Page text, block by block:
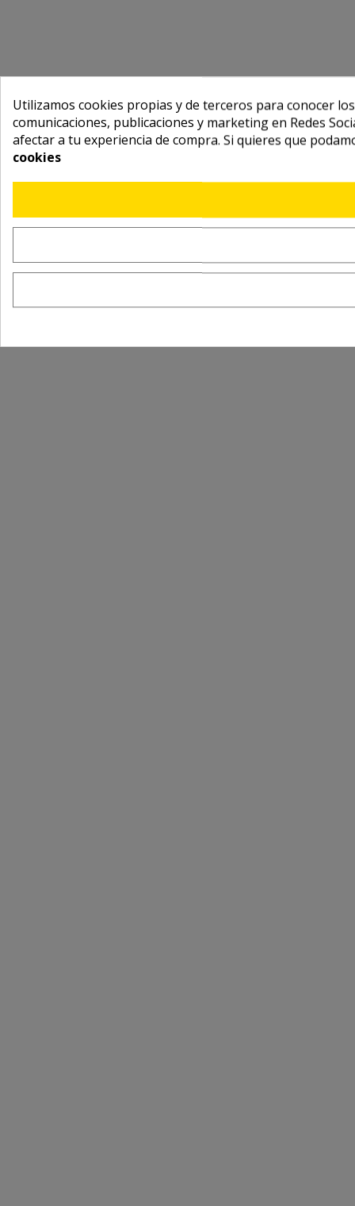
Utilizamos cookies propias y de terceros para conocer
comunicaciones, publicaciones y marketing en Redes
afectar a tu experiencia de compra. Si quieres que
cookies